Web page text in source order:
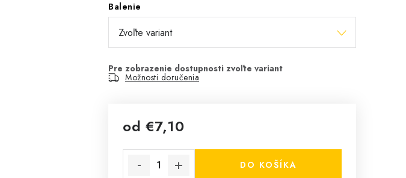
Balenie
Možnosti doručenia
od €7,10
DO KOŠÍKA